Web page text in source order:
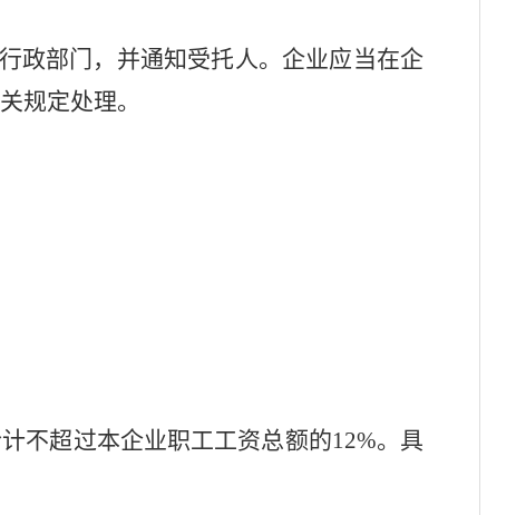
政部门，并通知受托人。企业应当在企
规定处理。
不超过本企业职工工资总额的12%。具